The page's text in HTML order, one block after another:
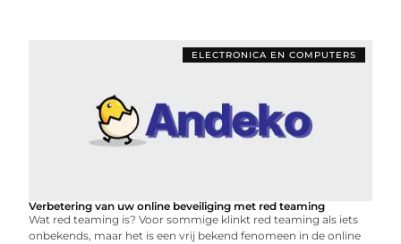
ELECTRONICA EN COMPUTERS
Verbetering van uw online beveiliging met red teaming
Wat red teaming is? Voor sommige klinkt red teaming als iets
onbekends, maar het is een vrij bekend fenomeen in de online